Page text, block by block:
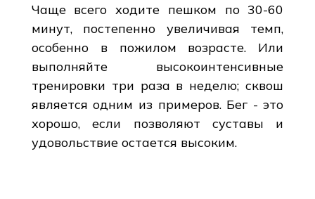
Чаще всего ходите пешком по 30-60
минут, постепенно увеличивая темп,
особенно в пожилом возрасте. Или
выполняйте высокоинтенсивные
тренировки три раза в неделю; сквош
является одним из примеров. Бег - это
хорошо, если позволяют суставы и
удовольствие остается высоким.